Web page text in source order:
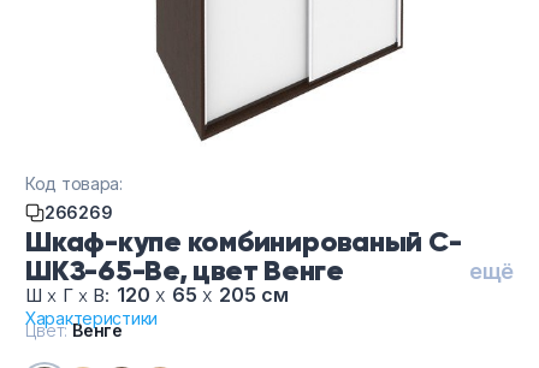
Шкаф-купе комбинированый С-
ШКЗ-65-Ве, цвет Венге
ещё
Шх Г х В: 120х 65х 205 см
Характеристики
Код товара:
266269
Цвет:Венге
Офисные шкафы
Офисные диваны
Обеденная зона
Искусственные растения